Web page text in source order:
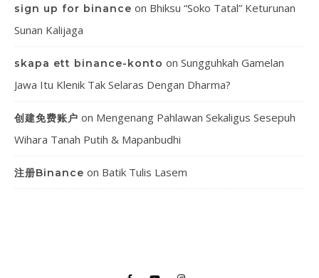
sign up for binance on Bhiksu “Soko Tatal” Keturunan
Sunan Kalijaga
skapa ett binance-konto on Sungguhkah Gamelan
Jawa Itu Klenik Tak Selaras Dengan Dharma?
创建免费账户 on Mengenang Pahlawan Sekaligus Sesepuh
Wihara Tanah Putih & Mapanbudhi
注册Binance on Batik Tulis Lasem